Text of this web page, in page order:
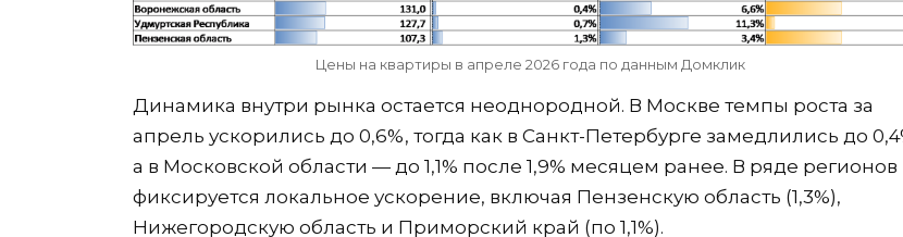
Цены на квартиры в апреле 2026 года по данным Домклик
Динамика внутри рынка остается неоднородной. В Москве темпы роста за
апрель ускорились до 0,6%, тогда как в Санкт-Петербурге замедлились до
а в Московской области — до 1,1% после 1,9% месяцем ранее. В ряде регионов
фиксируется локальное ускорение, включая Пензенскую область (1,3%),
Нижегородскую область и Приморский край (по 1,1%).